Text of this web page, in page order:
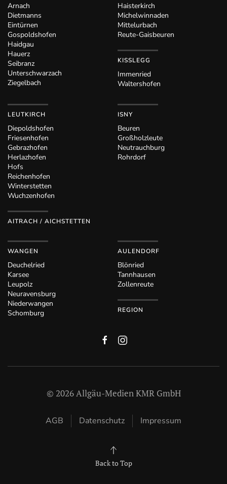
Arnach
Dietmanns
Eintürnen
Gospoldshofen
Haidgau
Hauerz
Seibranz
Unterschwarzach
Ziegelbach
Haisterkirch
Michelwinnaden
Mittelurbach
Reute-Gaisbeuren
KISSLEGG
Immenried
Waltershofen
LEUTKIRCH
Diepoldshofen
Friesenhofen
Gebrazhofen
Herlazhofen
Hofs
Reichenhofen
Winterstetten
Wuchzenhofen
AITRACH / AICHSTETTEN
ISNY
Beuren
Großholzleute
Neutrauchburg
Rohrdorf
WANGEN
Deuchelried
Karsee
Leupolz
Neuravensburg
Niederwangen
Schomburg
AULENDORF
Blönried
Tannhausen
Zollenreute
REGION
© 2026Allgäu-Medien KMR GmbH
AGB Datenschutz Impressum
Back to Top